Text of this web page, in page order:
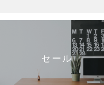
セール